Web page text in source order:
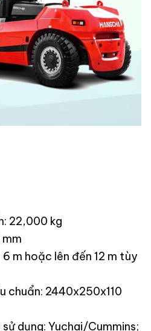
22,000 kg
m hoặc lên đến 12 m tùy
chuẩn: 2440x250x110
dụng: Yuchai/Cummins;